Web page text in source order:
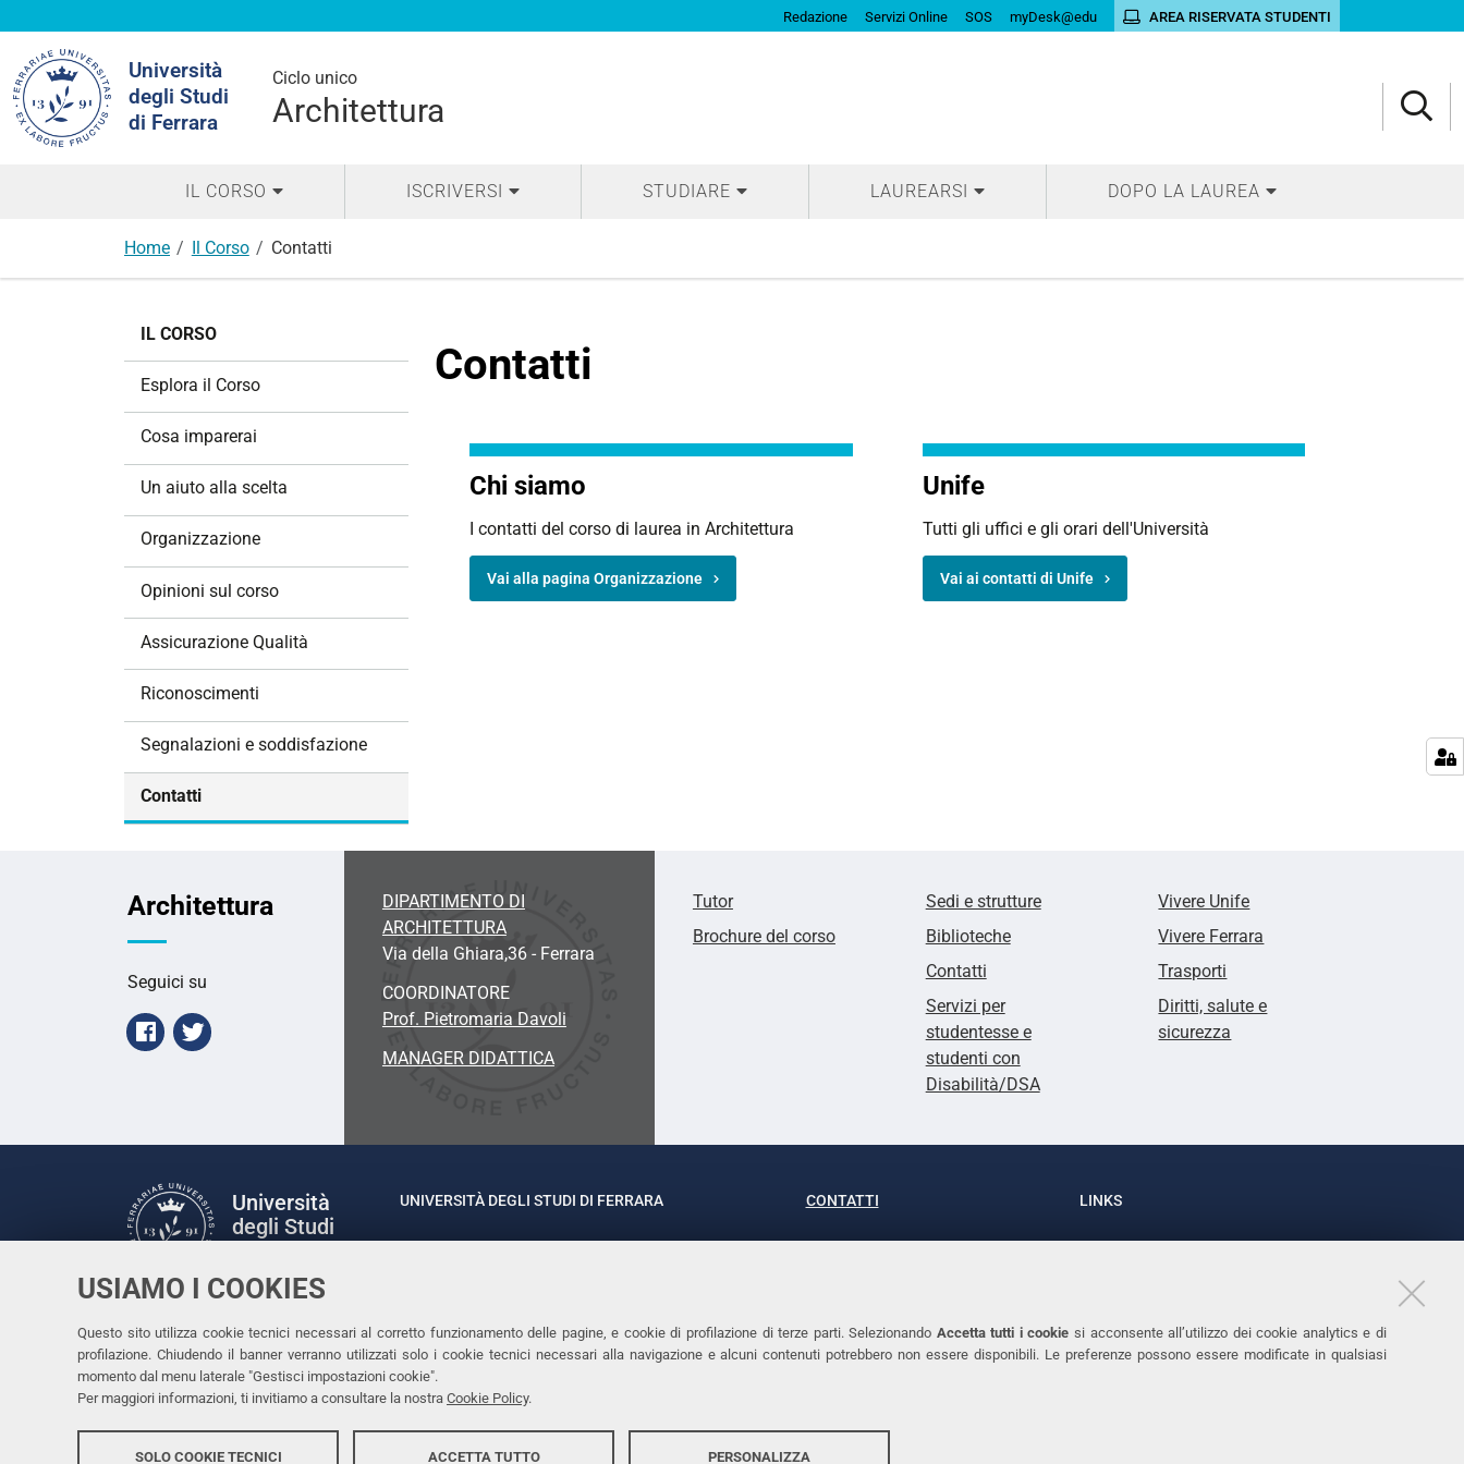
USIAMO I COOKIES
Questo sito utilizza cookie tecnici necessari al corretto funzionamento delle pagine, e cookie di profilazione di terze parti. Selezionando Accetta tutti i cookie si acconsente all’utilizzo dei cookie analytics e di
profilazione. Chiudendo il banner verranno utilizzati solo i cookie tecnici necessari alla navigazione e alcuni contenuti potrebbero non essere disponibili. Le preferenze possono essere modificate in qualsiasi
momento dal menu laterale "Gestisci impostazioni cookie".
Per maggiori informazioni, ti invitiamo a consultare la nostra Cookie Policy.
SOLO COOKIE TECNICI ACCETTA TUTTO PERSONALIZZA
Redazione Servizi Online SOS myDesk@edu AREA RISERVATA STUDENTI
Università
degli Studi
di Ferrara
Ciclo unico
Architettura
nel
sito
IL CORSO ISCRIVERSI STUDIARE LAUREARSI DOPO LA LAUREA
Home Il Corso Contatti
Contatti
Chi siamo
I contatti del corso di laurea in Architettura
Vai alla pagina Organizzazione
Unife
Tutti gli uffici e gli orari dell'Università
Vai ai contatti di Unife
IL CORSO
Esplora il Corso
Cosa imparerai
Un aiuto alla scelta
Organizzazione
Opinioni sul corso
Assicurazione Qualità
Riconoscimenti
Segnalazioni e soddisfazione
Contatti
Architettura
Seguici su
Facebook
Twitter
DIPARTIMENTO DI
ARCHITETTURA
Via della Ghiara,36 - Ferrara
COORDINATORE
Prof. Pietromaria Davoli
MANAGER DIDATTICA
Tutor
Brochure del corso
Sedi e strutture
Biblioteche
Contatti
Servizi per
studentesse e
studenti con
Disabilità/DSA
Vivere Unife
Vivere Ferrara
Trasporti
Diritti, salute e
sicurezza
Università
degli Studi
Facebook
LinkedinInstagram
Youtube
UNIVERSITÀ DEGLI STUDI DI FERRARA
Rettrice: Prof.ssa Laura Ramaciotti
CONTATTI
Tel. +39 0532 293111
LINKS
Accessibilità
Cookies